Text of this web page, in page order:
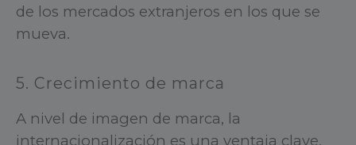
de los mercados extranjeros en los que se
mueva.
5. Crecimiento de marca
A nivel de imagen de marca, la
internacionalización es una ventaja clave.